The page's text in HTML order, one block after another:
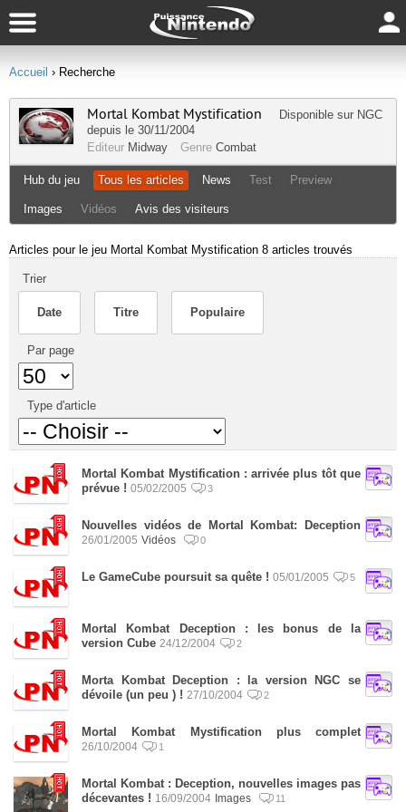
Accueil › Recherche
Mortal Kombat Mystification Disponible sur NGC
depuis le 30/11/2004
Editeur Midway Genre Combat
Hub du jeu Tous les articles News Test Preview
Images Vidéos Avis des visiteurs
Articles pour le jeu Mortal Kombat Mystification 8 articles trouvés
Trier
Date Titre Populaire
Par page
Type d'article
Mortal Kombat Mystification : arrivée plus tôt que
prévue ! 05/02/2005 3
Nouvelles vidéos de Mortal Kombat: Deception
26/01/2005 Vidéos 0
Le GameCube poursuit sa quête ! 05/01/2005 5
Mortal Kombat Deception : les bonus de la
version Cube 24/12/2004 2
Morta Kombat Deception : la version NGC se
dévoile (un peu ) ! 27/10/2004 2
Mortal Kombat Mystification plus complet
26/10/2004 1
Mortal Kombat : Deception, nouvelles images pas
décevantes ! 16/09/2004 Images 11